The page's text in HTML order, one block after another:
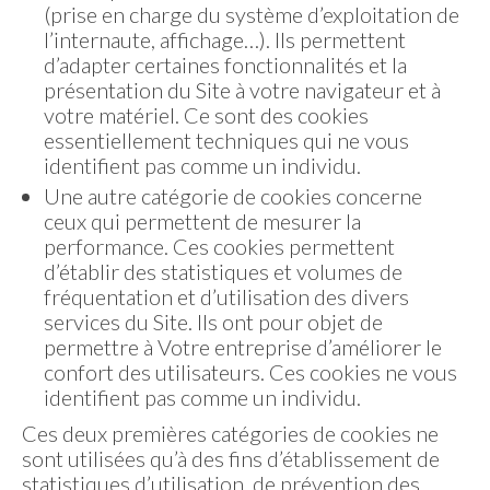
(prise en charge du système d’exploitation de
l’internaute, affichage…). Ils permettent
d’adapter certaines fonctionnalités et la
présentation du Site à votre navigateur et à
votre matériel. Ce sont des cookies
essentiellement techniques qui ne vous
identifient pas comme un individu.
Une autre catégorie de cookies concerne
ceux qui permettent de mesurer la
performance. Ces cookies permettent
d’établir des statistiques et volumes de
fréquentation et d’utilisation des divers
services du Site. Ils ont pour objet de
permettre à Votre entreprise d’améliorer le
confort des utilisateurs. Ces cookies ne vous
identifient pas comme un individu.
Ces deux premières catégories de cookies ne
sont utilisées qu’à des fins d’établissement de
statistiques d’utilisation, de prévention des